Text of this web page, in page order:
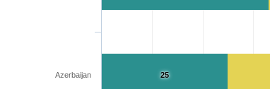
25
Azerbaijan